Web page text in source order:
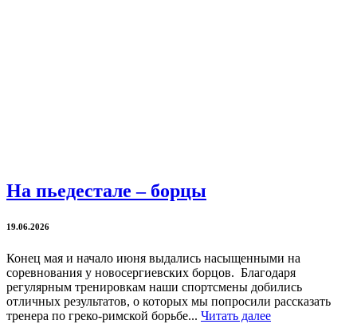
На пьедестале – борцы
19.06.2026
Конец мая и начало июня выдались насыщенными на
соревнования у новосергиевских борцов. Благодаря
регулярным тренировкам наши спортсмены добились
отличных результатов, о которых мы попросили рассказать
тренера по греко-римской борьбе... Читать далее